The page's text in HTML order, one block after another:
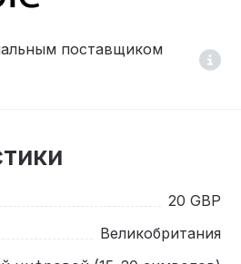
поставщиком
20 GBP
Великобритания